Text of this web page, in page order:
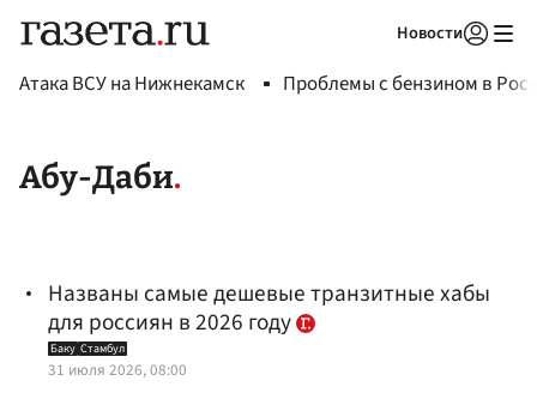
Новости
Атака ВСУ на Нижнекамск Проблемы с бензином в
Абу-Даби
Названы самые дешевые транзитные хабы
для россиян в 2026 году
Баку Стамбул
31 июля 2026, 08:00